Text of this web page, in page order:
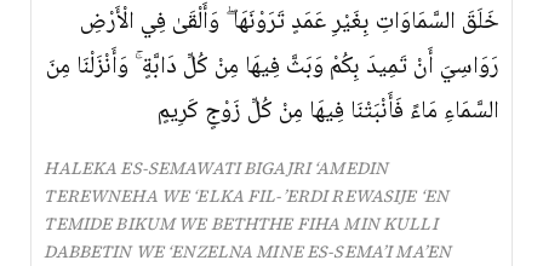
خَلَقَ السَّمَاوَاتِ بِغَيْرِ عَمَدٍ تَرَوْنَهَا ۖ وَأَلْقَىٰ فِي الْأَرْضِ
رَوَاسِيَ أَنْ تَمِيدَ بِكُمْ وَبَثَّ فِيهَا مِنْ كُلِّ دَابَّةٍ ۚ وَأَنْزَلْنَا مِنَ
السَّمَاءِ مَاءً فَأَنْبَتْنَا فِيهَا مِنْ كُلِّ زَوْجٍ كَرِيمٍ
HALEKA ES-SEMAWATI BIGAJRI ‘AMEDIN
TEREWNEHA WE ‘ELKA FIL-’ERDI REWASIJE ‘EN
TEMIDE BIKUM WE BETHTHE FIHA MIN KULLI
DABBETIN WE ‘ENZELNA MINE ES-SEMA’I MA’EN